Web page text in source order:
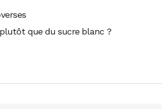
que du sucre blanc ?